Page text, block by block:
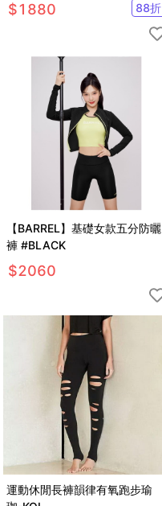
$1880 88折
【BARREL】基礎女款五分防曬
褲 #BLACK
$2060
運動休閒長褲韻律有氧跑步瑜